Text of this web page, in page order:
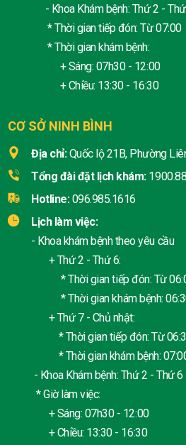
- Khoa Khám bệnh: Thứ 2 -
* Thời gian tiếp đón: Từ 07:00
* Thời gian khám bệnh:
+ Sáng: 07h30 - 12:00
+ Chiều: 13:30 - 16:30
CƠ SỞ NINH BÌNH
Địa chỉ: Quốc lộ 21B, Phường
Tổng đài đặt lịch khám:
Hotline: 096.985.1616
Lịch làm việc:
- Khoa khám bệnh theo yêu cầu
+ Thứ 2 - Thứ 6:
* Thời gian tiếp đón: Từ
* Thời gian khám bệnh:
+ Thứ 7 - Chủ nhật:
* Thời gian tiếp đón: Từ
* Thời gian khám bệnh:
- Khoa Khám bệnh: Thứ 2 - Thứ 6
* Giờ làm việc:
+ Sáng: 07h30 - 12:00
+ Chiều: 13:30 - 16:30